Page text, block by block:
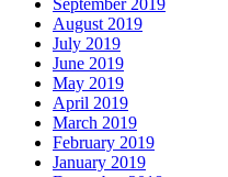
August 2019
July 2019
June 2019
May 2019
April 2019
March 2019
February 2019
January 2019